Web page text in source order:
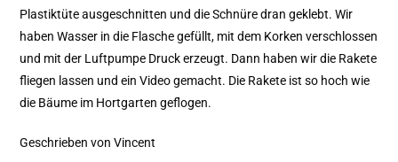
Plastiktüte ausgeschnitten und die Schnüre dran geklebt. Wir
haben Wasser in die Flasche gefüllt, mit dem Korken verschlossen
und mit der Luftpumpe Druck erzeugt. Dann haben wir die Rakete
fliegen lassen und ein Video gemacht. Die Rakete ist so hoch wie
die Bäume im Hortgarten geflogen.
Geschrieben von Vincent